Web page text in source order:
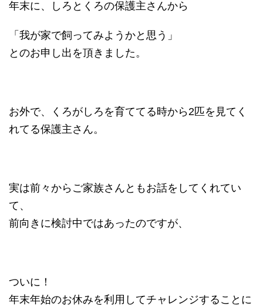
年末に、しろとくろの保護主さんから
「我が家で飼ってみようかと思う」
とのお申し出を頂きました。
お外で、くろがしろを育ててる時から2匹を見てく
れてる保護主さん。
実は前々からご家族さんともお話をしてくれてい
て、
前向きに検討中ではあったのですが、
ついに！
年末年始のお休みを利用してチャレンジすることに